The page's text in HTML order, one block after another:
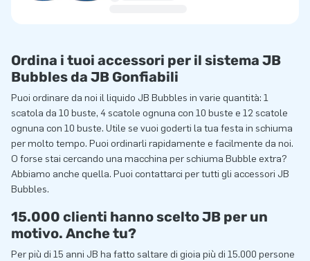
Ordina i tuoi accessori per il sistema JB
Bubbles da JB Gonfiabili
Puoi ordinare da noi il liquido JB Bubbles in varie quantità: 1
scatola da 10 buste, 4 scatole ognuna con 10 buste e 12 scatole
ognuna con 10 buste. Utile se vuoi goderti la tua festa in schiuma
per molto tempo. Puoi ordinarli rapidamente e facilmente da noi.
O forse stai cercando una macchina per schiuma Bubble extra?
Abbiamo anche quella. Puoi contattarci per tutti gli accessori JB
Bubbles.
15.000 clienti hanno scelto JB per un
motivo. Anche tu?
Per più di 15 anni JB ha fatto saltare di gioia più di 15.000 persone